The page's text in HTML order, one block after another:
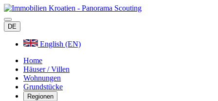
DE
English (EN)
Home
Häuser / Villen
Wohnungen
Grundstücke
Regionen